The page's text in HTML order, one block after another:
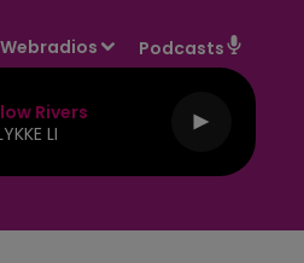
Webradios Podcasts
Rivers
LI